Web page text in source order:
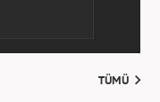
TÜMÜ